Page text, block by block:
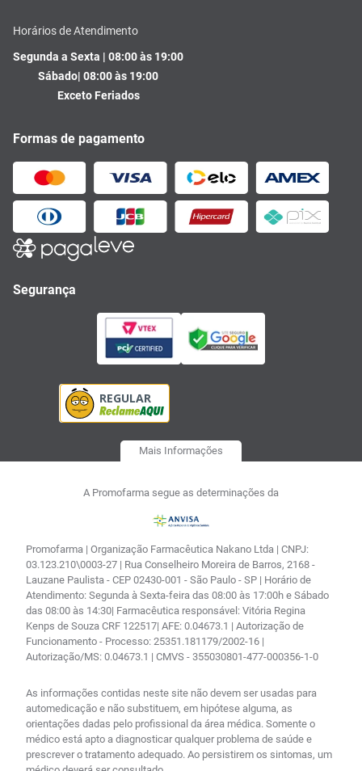
Horários de Atendimento
Segunda a Sexta | 08:00 às 19:00
Sábado| 08:00 às 19:00
Exceto Feriados
Formas de pagamento
Segurança
Mais Informações
A Promofarma segue as determinações da
Promofarma | Organização Farmacêutica Nakano Ltda | CNPJ:
03.123.210\0003-27 | Rua Conselheiro Moreira de Barros, 2168 -
Lauzane Paulista - CEP 02430-001 - São Paulo - SP | Horário de
Atendimento: Segunda à Sexta-feira das 08:00 às 17:00h e Sábado
das 08:00 às 14:30| Farmacêutica responsável: Vitória Regina
Kenps de Souza CRF 122517| AFE: 0.04673.1 | Autorização de
Funcionamento - Processo: 25351.181179/2002-16 |
Autorização/MS: 0.04673.1 | CMVS - 355030801-477-000356-1-0
As informações contidas neste site não devem ser usadas para
automedicação e não substituem, em hipótese alguma, as
orientações dadas pelo profissional da área médica. Somente o
médico está apto a diagnosticar qualquer problema de saúde e
prescrever o tratamento adequado. Ao persistirem os sintomas, um